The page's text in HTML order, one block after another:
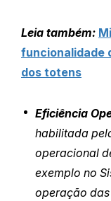
Leia também:
funcionalidade
dos totens
Eficiência
habilitada
operacional
exemplo no
operação